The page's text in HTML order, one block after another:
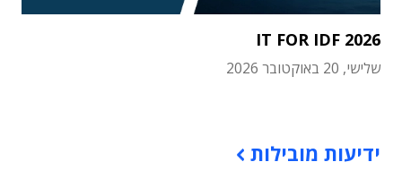
IT FOR IDF 2026
שלישי, 20 באוקטובר 2026
ידיעות מובילות